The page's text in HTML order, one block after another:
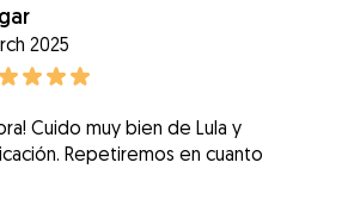
2025
Cuido muy bien de Lula y
Repetiremos en cuanto